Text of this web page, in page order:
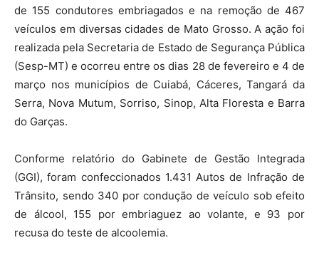
de 155 condutores embriagados e na remoção de 467
veículos em diversas cidades de Mato Grosso. A ação foi
realizada pela Secretaria de Estado de Segurança Pública
(Sesp-MT) e ocorreu entre os dias 28 de fevereiro e 4 de
março nos municípios de Cuiabá, Cáceres, Tangará da
Serra, Nova Mutum, Sorriso, Sinop, Alta Floresta e Barra
do Garças.
Conforme relatório do Gabinete de Gestão Integrada
(GGI), foram confeccionados 1.431 Autos de Infração de
Trânsito, sendo 340 por condução de veículo sob efeito
de álcool, 155 por embriaguez ao volante, e 93 por
recusa do teste de alcoolemia.